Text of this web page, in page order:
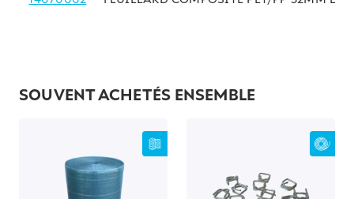
SOUVENT ACHETÉS ENSEMBLE